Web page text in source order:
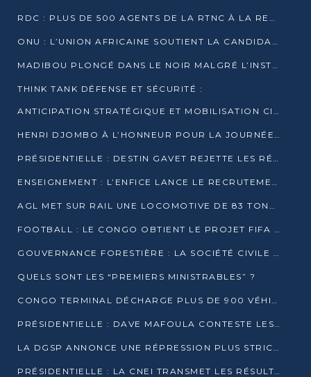
RDC : PLUS DE 500 AGENTS DE LA RTNC À LA RETRAITE, UNE PAGE SE TOURNE
ONU : L’UNION AFRICAINE SOUTIENT LA CANDIDATURE DE MACKY SALL
MADIBOU PLONGÉ DANS LE NOIR MALGRÉ L’INSTALLATION D’UN NOUVEAU TRANSFORMATEUR
THINK TANK DÉFENSE ET SÉCURITÉ :
ANTICIPATION STRATÉGIQUE ET MOBILISATION CITOYENNE POUR NOTRE SOUVERAINETÉ NATIONALE
HENRI DJOMBO À L’HONNEUR POUR LA JOURNÉE MONDIALE DU THÉÂTRE
PRÉSIDENTIELLE : DESTIN GAVET REJETTE LES RÉSULTATS ET APPELLE À UN DIALOGUE NATIONAL
ENSEIGNEMENT : L’ENFICE LANCE LE RECRUTEMENT DE SA PREMIÈRE PROMOTION DE PROFESSEURS DES ÉCOLES
AGL MET SUR RAIL UNE LOCOMOTIVE DE 83 TONNES À POINTE-NOIRE
FOOTBALL : LE CONGO OBTIENT LE PROJET FIFA ARENA POUR SES 15 DÉPARTEMENTS
GOUVERNANCE FORESTIÈRE : LA SOCIÉTÉ CIVILE CONGOLAISE AFFICHE SES PRIORITÉS POUR 2026
QUELS SONT LES “PREMIERS MINISTRABLES” ?
CONGO TERMINAL DÉCHARGE PLUS DE 900 VÉHICULES EN QUELQUES HEURES
PRÉSIDENTIELLE : DAVE MAFOULA CONTESTE LES RÉSULTATS PROVISOIRES
LA DGSP ANNONCE UNE RÉPRESSION PLUS STRICTE CONTRE LES MOTO-TAXIS
PRÉSIDENTIELLE : LA CNEI TRANSMET LES RÉSULTATS PROVISOIRES À LA COUR CONSTITUTIONNELLE